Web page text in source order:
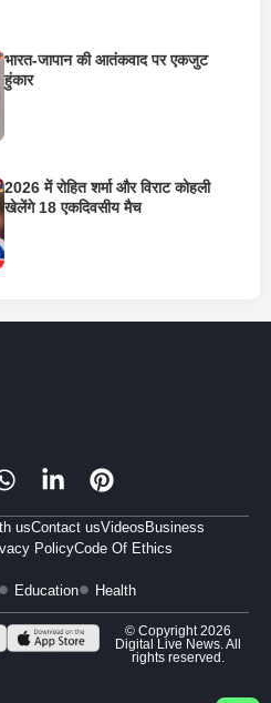
भारत-जापान की आतंकवाद पर एकजुट
हुंकार
2026 में रोहित शर्मा और विराट कोहली
खेलेंगे 18 एकदिवसीय मैच
usContact usVideosBusiness
PolicyCode Of Ethics
Education Health
© Copyright 2026
Digital Live News. All
rights reserved.